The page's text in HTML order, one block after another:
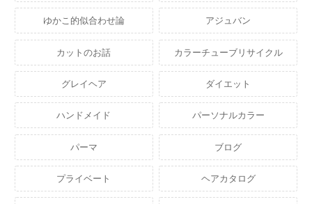
ゆかこ的似合わせ論 アジュバン
カットのお話 カラーチューブリサイクル
グレイヘア ダイエット
ハンドメイド パーソナルカラー
パーマ ブログ
プライベート ヘアカタログ